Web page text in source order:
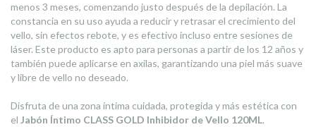
menos 3 meses, comenzando justo después de la depilación. La
constancia en su uso ayuda a reducir y retrasar el crecimiento del
vello, sin efectos rebote, y es efectivo incluso entre sesiones de
láser. Este producto es apto para personas a partir de los 12 años y
también puede aplicarse en axilas, garantizando una piel más suave
y libre de vello no deseado.
Disfruta de una zona íntima cuidada, protegida y más estética con
el Jabón Íntimo CLASS GOLD Inhibidor de Vello 120ML.